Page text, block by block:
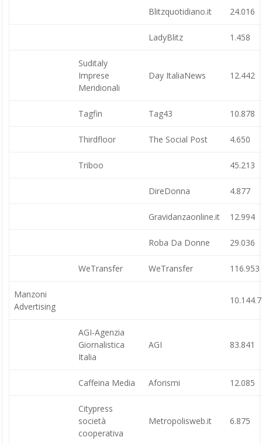
Blitzquotidiano.it 24.016
LadyBlitz 1.458
Suditaly
Imprese
Meridionali
Day ItaliaNews 12.442
Tagfin Tag43 10.878
Thirdfloor The Social Post 4.650
Triboo 45.213
DireDonna 4.877
Gravidanzaonline.it 12.994
Roba Da Donne 29.036
WeTransfer WeTransfer 116.953
Manzoni
Advertising
AGI-Agenzia
Giornalistica
Italia
AGI 83.841
Caffeina Media Aforismi 12.085
Citypress
società
cooperativa
Metropolisweb.it 6.875